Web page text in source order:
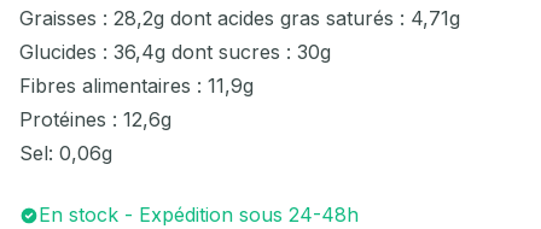
Graisses : 28,2g dont acides gras saturés : 4,71g
Glucides : 36,4g dont sucres : 30g
Fibres alimentaires : 11,9g
Protéines : 12,6g
Sel: 0,06g
En stock - Expédition sous 24-48h